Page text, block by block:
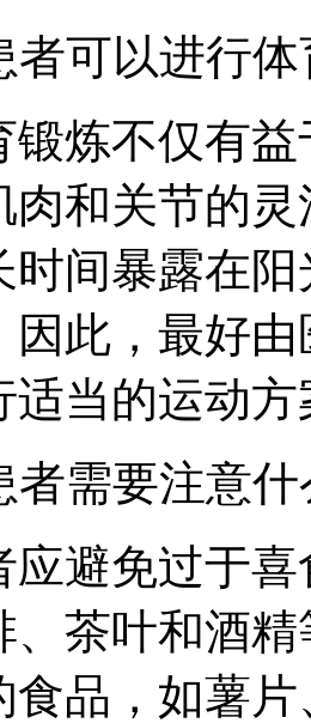
者可以进行
锻炼不仅有
肉和关节的
时间暴露在
因此，最好
适当的运动方
者需要注意
应避免过于
、茶叶和酒
食品，如薯